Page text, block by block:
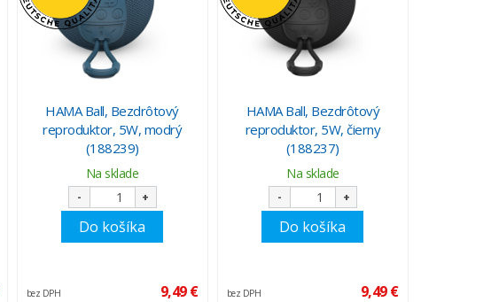
HAMA Ball, Bezdrôtový
reproduktor, 5W, modrý
(188239)
Na sklade
- +
Do košíka
bez DPH 9,49 €
HAMA Ball, Bezdrôtový
reproduktor, 5W, čierny
(188237)
Na sklade
- +
Do košíka
bez DPH 9,49 €